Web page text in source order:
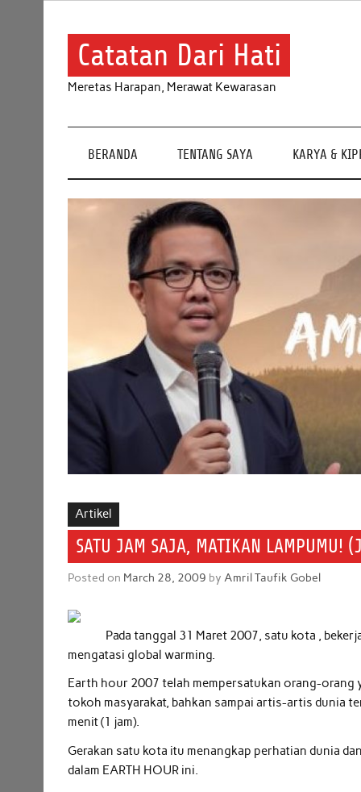
Catatan Dari Hati
Meretas Harapan, Merawat Kewarasan
BERANDA TENTANG SAYA KARYA &
Artikel
SATU JAM SAJA, MATIKAN LAMPUMU!
Posted on March 28, 2009 byAmril Taufik Gobel
Pada tanggal 31 Maret 2007, satu kota ,
mengatasi global warming.
Earth hour 2007 telah mempersatukan orang-orang
tokoh masyarakat, bahkan sampai artis-artis dunia
menit (1 jam).
Gerakan satu kota itu menangkap perhatian dunia
dalam EARTH HOUR ini.